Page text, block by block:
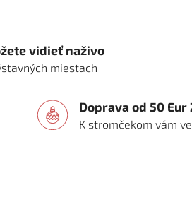
vidieť naživo
miestach
Doprava od 50 Eur
K stromčekom vám